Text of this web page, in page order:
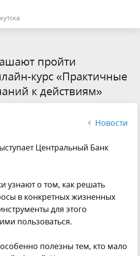
пройти
курс «Практичные
к действиям»
Новости
Центральный Банк
узнают о том, как решать
в конкретных жизненных
для этого
пользоваться.
полезны тем, кто мало